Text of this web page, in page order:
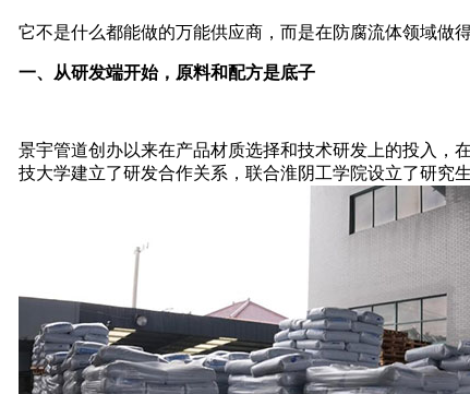
它不是什么都能做的万能供应商，而是在防腐流体领域做
一、从研发端开始，原料和配方是底子
景宇管道创办以来在产品材质选择和技术研发上的投入，
技大学建立了研发合作关系，联合淮阴工学院设立了研究